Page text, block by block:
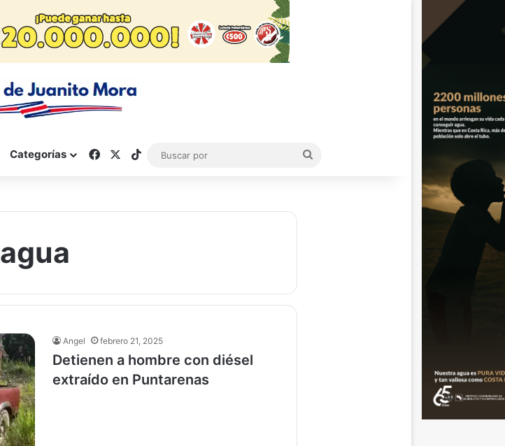
Categorías FacebookTikTok
agua
Angel febrero 21, 2025
Detienen a hombre con diésel
extraído en Puntarenas